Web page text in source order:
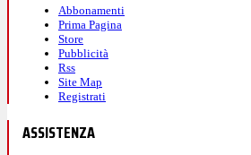
Abbonamenti
Prima Pagina
Store
Pubblicità
Rss
Site Map
Registrati
ASSISTENZA